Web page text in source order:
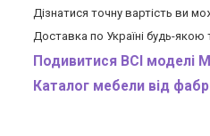
Дізнатися точну вартість ви
Доставка по Україні будь-
Подивитися ВСІ моделі
Каталог мебели від